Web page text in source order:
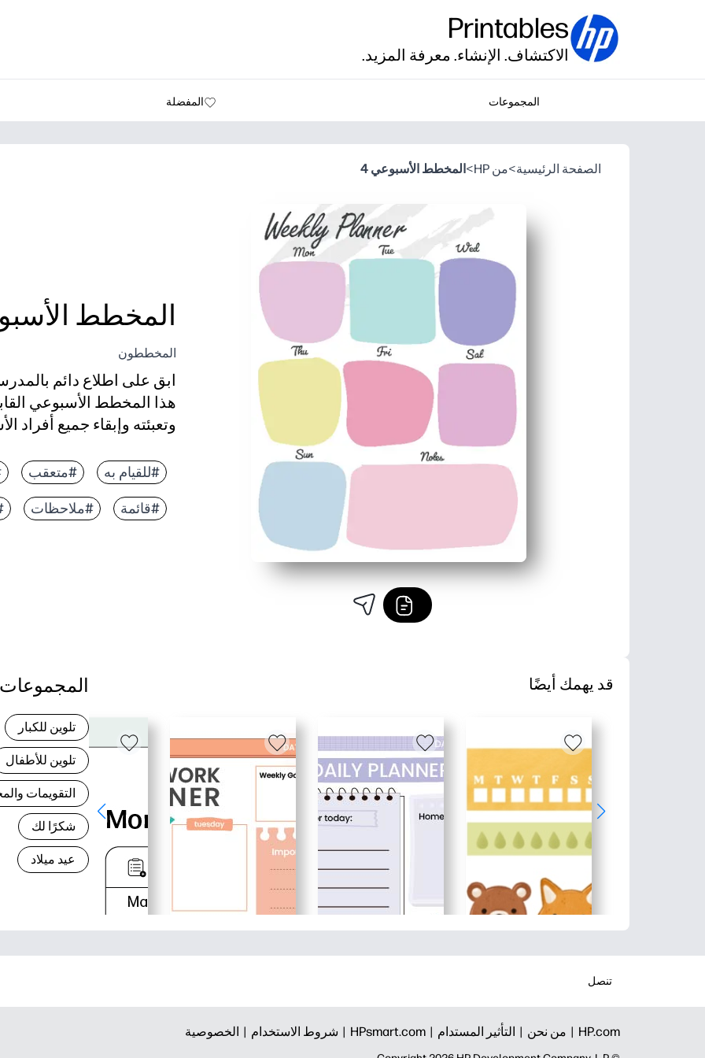
Printables
الاكتشاف. الإنشاء. معرفة المزيد.
المجموعات المفضلة
الصفحة الرئيسية>من HP >المخطط الأسبوعي 4
المخطط
المخططون
ابق على اطلاع دائم
هذا المخطط الأسبوعي
وتعبئته وإبقاء جميع
سهولة الطباعة والانطلاق
تعمل الأقسام اليومية
مرن للآباء والمعلمين
#للقيام به #متعقب
#قائمة #ملاحظات
قد يهمك أيضًا
تلوين للكبار
تلوين للأطفال
التقويمات
شكرًا لك
عيد ميلاد
تنصل
HP.com | من نحن | التأثير المستدام | HPsmart.com | شروط الاستخدام | الخصوصية